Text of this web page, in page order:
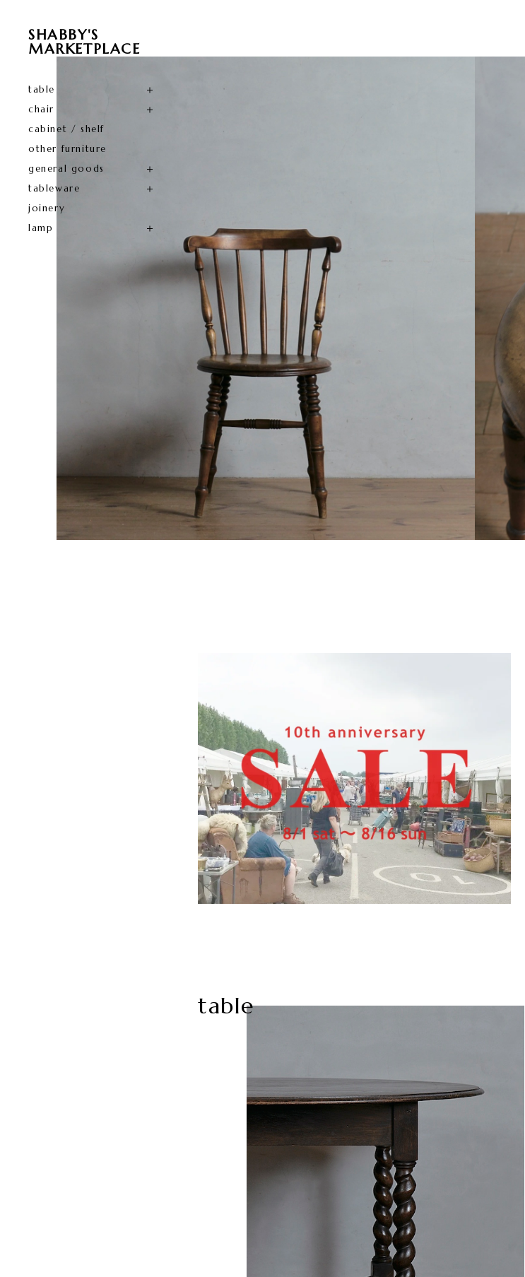
SHABBY'S
MARKETPLACE
table
chair
cabinet / shelf
other furniture
general goods
tableware
joinery
lamp
table